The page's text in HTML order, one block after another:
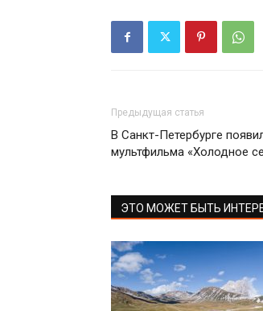
Предыдущая статья
В Санкт-Петербурге
мультфильма «Холодное
ЭТО МОЖЕТ БЫТЬ